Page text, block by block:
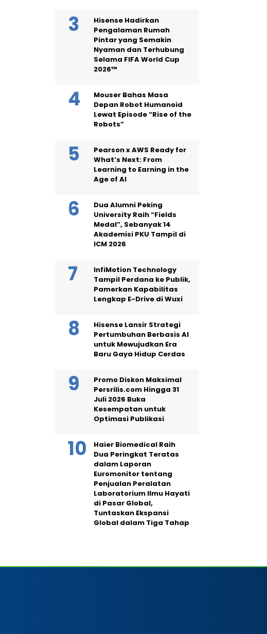
Hisense Hadirkan
Pengalaman Rumah
Pintar yang Semakin
Nyaman dan Terhubung
Selama FIFA World Cup
2026™
Mouser Bahas Masa
Depan Robot Humanoid
Lewat Episode “Rise of the
Robots”
Pearson x AWS Ready for
What’s Next: From
Learning to Earning in the
Age of AI
Dua Alumni Peking
University Raih “Fields
Medal”, Sebanyak 14
Akademisi PKU Tampil di
ICM 2026
InfiMotion Technology
Tampil Perdana ke Publik,
Pamerkan Kapabilitas
Lengkap E-Drive di Wuxi
Hisense Lansir Strategi
Pertumbuhan Berbasis AI
untuk Mewujudkan Era
Baru Gaya Hidup Cerdas
Promo Diskon Maksimal
Persrilis.com Hingga 31
Juli 2026 Buka
Kesempatan untuk
Optimasi Publikasi
Haier Biomedical Raih
Dua Peringkat Teratas
dalam Laporan
Euromonitor tentang
Penjualan Peralatan
Laboratorium Ilmu Hayati
di Pasar Global,
Tuntaskan Ekspansi
Global dalam Tiga Tahap